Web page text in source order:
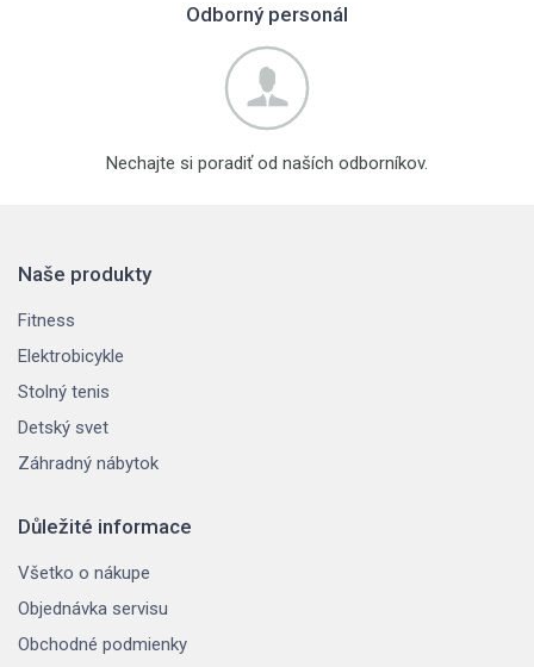
Odborný personál
Nechajte si poradiť od naších odborníkov.
Naše produkty
Fitness
Elektrobicykle
Stolný tenis
Detský svet
Záhradný nábytok
Důležité informace
Všetko o nákupe
Objednávka servisu
Obchodné podmienky